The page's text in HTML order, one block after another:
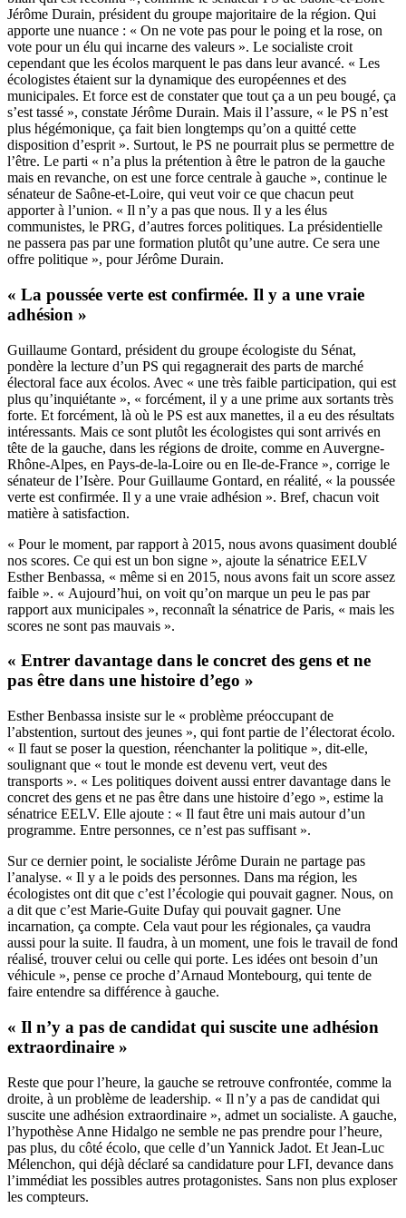
Jérôme Durain, président du groupe majoritaire de la région. Qui
apporte une nuance : « On ne vote pas pour le poing et la rose, on
vote pour un élu qui incarne des valeurs ». Le socialiste croit
cependant que les écolos marquent le pas dans leur avancé. « Les
écologistes étaient sur la dynamique des européennes et des
municipales. Et force est de constater que tout ça a un peu bougé, ça
s’est tassé », constate Jérôme Durain. Mais il l’assure, « le PS n’est
plus hégémonique, ça fait bien longtemps qu’on a quitté cette
disposition d’esprit ». Surtout, le PS ne pourrait plus se permettre de
l’être. Le parti « n’a plus la prétention à être le patron de la gauche
mais en revanche, on est une force centrale à gauche », continue le
sénateur de Saône-et-Loire, qui veut voir ce que chacun peut
apporter à l’union. « Il n’y a pas que nous. Il y a les élus
communistes, le PRG, d’autres forces politiques. La présidentielle
ne passera pas par une formation plutôt qu’une autre. Ce sera une
offre politique », pour Jérôme Durain.
« La poussée verte est confirmée. Il y a une vraie
adhésion »
Guillaume Gontard, président du groupe écologiste du Sénat,
pondère la lecture d’un PS qui regagnerait des parts de marché
électoral face aux écolos. Avec « une très faible participation, qui est
plus qu’inquiétante », « forcément, il y a une prime aux sortants très
forte. Et forcément, là où le PS est aux manettes, il a eu des résultats
intéressants. Mais ce sont plutôt les écologistes qui sont arrivés en
tête de la gauche, dans les régions de droite, comme en Auvergne-
Rhône-Alpes, en Pays-de-la-Loire ou en Ile-de-France », corrige le
sénateur de l’Isère. Pour Guillaume Gontard, en réalité, « la poussée
verte est confirmée. Il y a une vraie adhésion ». Bref, chacun voit
matière à satisfaction.
« Pour le moment, par rapport à 2015, nous avons quasiment doublé
nos scores. Ce qui est un bon signe », ajoute la sénatrice EELV
Esther Benbassa, « même si en 2015, nous avons fait un score assez
faible ». « Aujourd’hui, on voit qu’on marque un peu le pas par
rapport aux municipales », reconnaît la sénatrice de Paris, « mais les
scores ne sont pas mauvais ».
« Entrer davantage dans le concret des gens et ne
pas être dans une histoire d’ego »
Esther Benbassa insiste sur le « problème préoccupant de
l’abstention, surtout des jeunes », qui font partie de l’électorat écolo.
« Il faut se poser la question, réenchanter la politique », dit-elle,
soulignant que « tout le monde est devenu vert, veut des
transports ». « Les politiques doivent aussi entrer davantage dans le
concret des gens et ne pas être dans une histoire d’ego », estime la
sénatrice EELV. Elle ajoute : « Il faut être uni mais autour d’un
programme. Entre personnes, ce n’est pas suffisant ».
Sur ce dernier point, le socialiste Jérôme Durain ne partage pas
l’analyse. « Il y a le poids des personnes. Dans ma région, les
écologistes ont dit que c’est l’écologie qui pouvait gagner. Nous, on
a dit que c’est Marie-Guite Dufay qui pouvait gagner. Une
incarnation, ça compte. Cela vaut pour les régionales, ça vaudra
aussi pour la suite. Il faudra, à un moment, une fois le travail de fond
réalisé, trouver celui ou celle qui porte. Les idées ont besoin d’un
véhicule », pense ce proche d’Arnaud Montebourg, qui tente de
faire entendre sa différence à gauche.
« Il n’y a pas de candidat qui suscite une adhésion
extraordinaire »
Reste que pour l’heure, la gauche se retrouve confrontée, comme la
droite, à un problème de leadership. « Il n’y a pas de candidat qui
suscite une adhésion extraordinaire », admet un socialiste. A gauche,
l’hypothèse Anne Hidalgo ne semble ne pas prendre pour l’heure,
pas plus, du côté écolo, que celle d’un Yannick Jadot. Et Jean-Luc
Mélenchon, qui déjà déclaré sa candidature pour LFI, devance dans
l’immédiat les possibles autres protagonistes. Sans non plus exploser
les compteurs.